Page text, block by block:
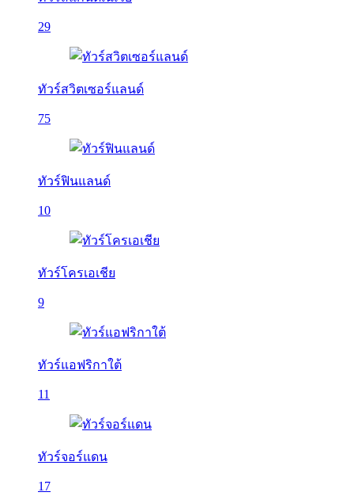
29
ทัวร์สวิตเซอร์แลนด์
75
ทัวร์ฟินแลนด์
10
ทัวร์โครเอเชีย
9
ทัวร์แอฟริกาใต้
11
ทัวร์จอร์แดน
17